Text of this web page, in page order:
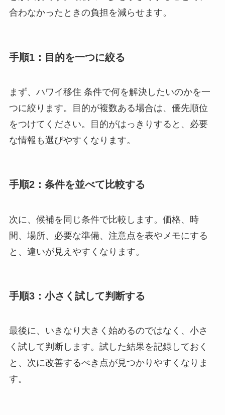
合わなかったときの負担を減らせます。
手順1：目的を一つに絞る
まず、ハワイ移住 条件で何を解決したいのかを一
つに絞ります。目的が複数ある場合は、優先順位
をつけてください。目的がはっきりすると、必要
な情報も選びやすくなります。
手順2：条件を並べて比較する
次に、候補を同じ条件で比較します。価格、時
間、場所、必要な準備、注意点を表やメモにする
と、違いが見えやすくなります。
手順3：小さく試して判断する
最後に、いきなり大きく始めるのではなく、小さ
く試して判断します。試した結果を記録しておく
と、次に改善するべき点が見つかりやすくなりま
す。